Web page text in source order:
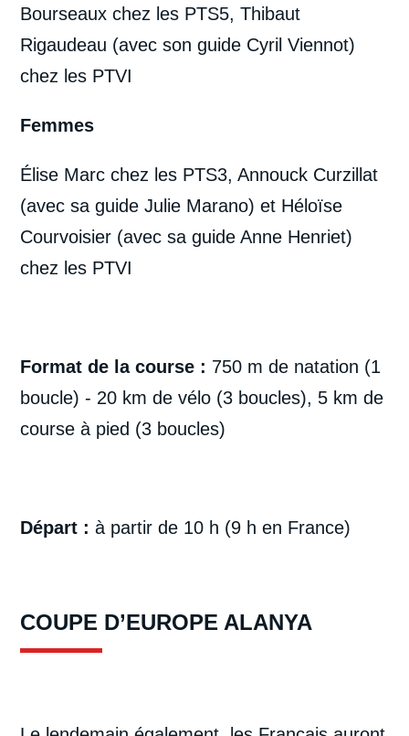
Bourseaux chez les PTS5, Thibaut
Rigaudeau (avec son guide Cyril Viennot)
chez les PTVI
Femmes
Élise Marc chez les PTS3, Annouck Curzillat
(avec sa guide Julie Marano) et Héloïse
Courvoisier (avec sa guide Anne Henriet)
chez les PTVI
Format de la course : 750 m de natation (1
boucle) - 20 km de vélo (3 boucles), 5 km de
course à pied (3 boucles)
Départ : à partir de 10 h (9 h en France)
COUPE D’EUROPE ALANYA